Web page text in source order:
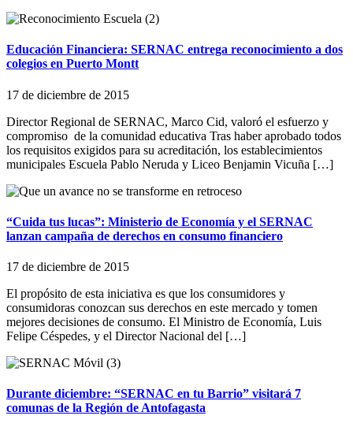
Educación Financiera: SERNAC entrega reconocimiento a dos
colegios en Puerto Montt
17 de diciembre de 2015
Director Regional de SERNAC, Marco Cid, valoró el esfuerzo y
compromiso de la comunidad educativa Tras haber aprobado todos
los requisitos exigidos para su acreditación, los establecimientos
municipales Escuela Pablo Neruda y Liceo Benjamin Vicuña […]
“Cuida tus lucas”: Ministerio de Economía y el SERNAC
lanzan campaña de derechos en consumo financiero
17 de diciembre de 2015
El propósito de esta iniciativa es que los consumidores y
consumidoras conozcan sus derechos en este mercado y tomen
mejores decisiones de consumo. El Ministro de Economía, Luis
Felipe Céspedes, y el Director Nacional del […]
Durante diciembre: “SERNAC en tu Barrio” visitará 7
comunas de la Región de Antofagasta